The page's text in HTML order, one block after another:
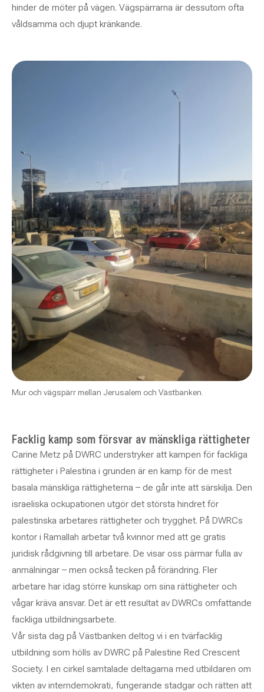
hinder de möter på vägen. Vägspärrarna är dessutom ofta
våldsamma och djupt kränkande.
Mur och vägspärr mellan Jerusalem och Västbanken.
Facklig kamp som försvar av mänskliga rättigheter
Carine Metz på DWRC understryker att kampen för fackliga
rättigheter i Palestina i grunden är en kamp för de mest
basala mänskliga rättigheterna – de går inte att särskilja. Den
israeliska ockupationen utgör det största hindret för
palestinska arbetares rättigheter och trygghet. På DWRCs
kontor i Ramallah arbetar två kvinnor med att ge gratis
juridisk rådgivning till arbetare. De visar oss pärmar fulla av
anmälningar – men också tecken på förändring. Fler
arbetare har idag större kunskap om sina rättigheter och
vågar kräva ansvar. Det är ett resultat av DWRCs omfattande
fackliga utbildningsarbete.
Vår sista dag på Västbanken deltog vi i en tvärfacklig
utbildning som hölls av DWRC på Palestine Red Crescent
Society. I en cirkel samtalade deltagarna med utbildaren om
vikten av interndemokrati, fungerande stadgar och rätten att